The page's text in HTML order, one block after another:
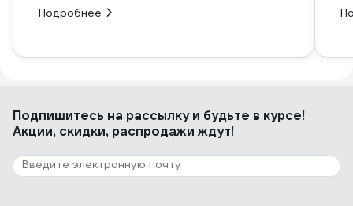
Подробнее
Подпишитесь на рассылкуи будьте в курсе!
Акции, скидки, распродажи ждут!